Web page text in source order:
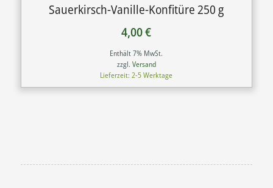
Sauerkirsch-Vanille-Konfitüre 250 g
4,00€
Enthält 7% MwSt.
zzgl. Versand
Lieferzeit: 2-5 Werktage